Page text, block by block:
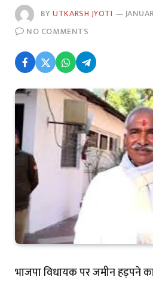
BYUTKARSH JYOTI
NO COMMENTS
भाजपा विधायक पर जमीन हड़पने